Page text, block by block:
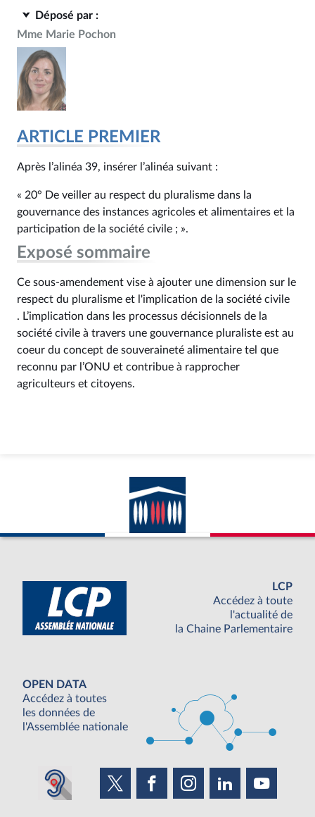
Déposé par :
Mme Marie Pochon
ARTICLE PREMIER
Après l’alinéa 39, insérer l’alinéa suivant :
« 20° De veiller au respect du pluralisme dans la
gouvernance des instances agricoles et alimentaires et la
participation de la société civile ; ».
Exposé sommaire
Ce sous-amendement vise à ajouter une dimension sur le
respect du pluralisme et l'implication de la société civile
. L’implication dans les processus décisionnels de la
société civile à travers une gouvernance pluraliste est au
coeur du concept de souveraineté alimentaire tel que
reconnu par l’ONU et contribue à rapprocher
agriculteurs et citoyens.
LCP
Accédez à toute
l'actualité de
la Chaine Parlementaire
OPEN DATA
Accédez à toutes
les données de
l'Assemblée nationale